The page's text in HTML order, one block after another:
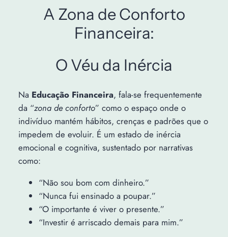
A Zona de Conforto
Financeira:
O Véu da Inércia
Na Educação Financeira, fala-se frequentemente
da “zona de conforto” como o espaço onde o
indivíduo mantém hábitos, crenças e padrões que o
impedem de evoluir. É um estado de inércia
emocional e cognitiva, sustentado por narrativas
como:
“Não sou bom com dinheiro.”
“Nunca fui ensinado a poupar.”
“O importante é viver o presente.”
“Investir é arriscado demais para mim.”